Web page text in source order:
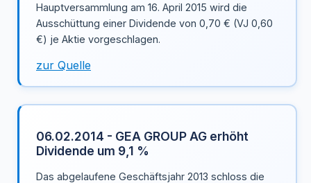
Hauptversammlung am 16. April 2015 wird die
Ausschüttung einer Dividende von 0,70 € (VJ 0,60
€) je Aktie vorgeschlagen.
zur Quelle
06.02.2014 - GEA GROUP AG erhöht
Dividende um 9,1 %
Das abgelaufene Geschäftsjahr 2013 schloss die